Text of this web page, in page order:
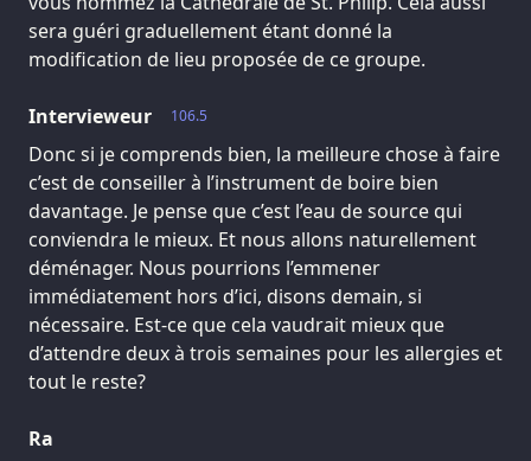
sera guéri graduellement étant donné la
modification de lieu proposée de ce groupe.
106.5
Intervieweur
Donc si je comprends bien, la meilleure chose à faire
c’est de conseiller à l’instrument de boire bien
davantage. Je pense que c’est l’eau de source qui
conviendra le mieux. Et nous allons naturellement
déménager. Nous pourrions l’emmener
immédiatement hors d’ici, disons demain, si
nécessaire. Est-ce que cela vaudrait mieux que
d’attendre deux à trois semaines pour les allergies et
tout le reste?
Ra